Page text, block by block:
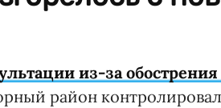
из-за
район